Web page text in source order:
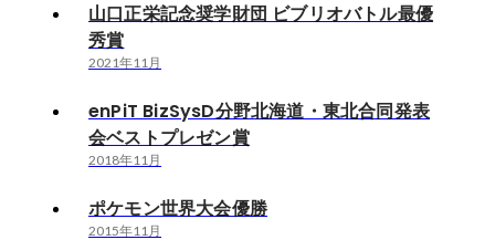
山口正栄記念奨学財団 ビブリオバトル最優
秀賞
2021年11月
enPiT BizSysD分野北海道・東北合同発表
会ベストプレゼン賞
2018年11月
ポケモン世界大会優勝
2015年11月